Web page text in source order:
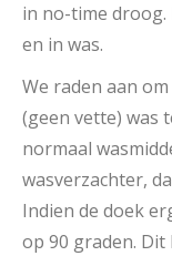
in no-time
en in was.
We raden aan
(geen vette) was
normaal
wasverzachter,
Indien de doek
op 90 graden.